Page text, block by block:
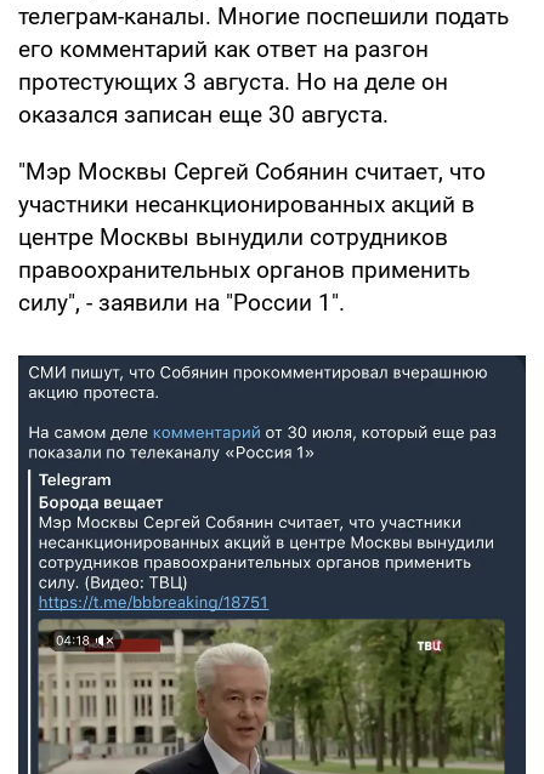
телеграм-каналы. Многие поспешили подать
его комментарий как ответ на разгон
протестующих 3 августа. Но на деле он
оказался записан еще 30 августа.
"Мэр Москвы Сергей Собянин считает, что
участники несанкционированных акций в
центре Москвы вынудили сотрудников
правоохранительных органов применить
силу", - заявили на "России 1".